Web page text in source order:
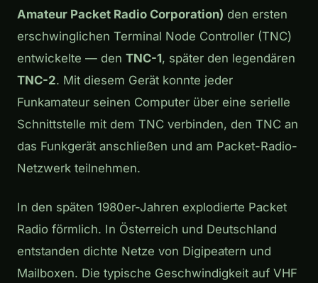
Amateur Packet Radio Corporation) den ersten
erschwinglichen Terminal Node Controller (TNC)
entwickelte — den TNC-1, später den legendären
TNC-2. Mit diesem Gerät konnte jeder
Funkamateur seinen Computer über eine serielle
Schnittstelle mit dem TNC verbinden, den TNC an
das Funkgerät anschließen und am Packet-Radio-
Netzwerk teilnehmen.
In den späten 1980er-Jahren explodierte Packet
Radio förmlich. In Österreich und Deutschland
entstanden dichte Netze von Digipeatern und
Mailboxen. Die typische Geschwindigkeit auf VHF